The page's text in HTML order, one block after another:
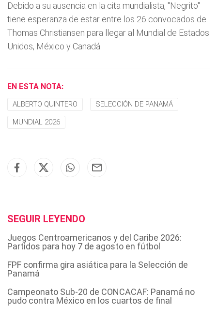
Debido a su ausencia en la cita mundialista, "Negrito"
tiene esperanza de estar entre los 26 convocados de
Thomas Christiansen para llegar al Mundial de Estados
Unidos, México y Canadá.
EN ESTA NOTA:
ALBERTO QUINTERO SELECCIÓN DE PANAMÁ
MUNDIAL 2026
SEGUIR LEYENDO
Juegos Centroamericanos y del Caribe 2026:
Partidos para hoy 7 de agosto en fútbol
FPF confirma gira asiática para la Selección de
Panamá
Campeonato Sub-20 de CONCACAF: Panamá no
pudo contra México en los cuartos de final